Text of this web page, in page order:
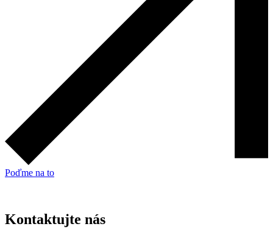
Poďme na to
Kontaktujte nás